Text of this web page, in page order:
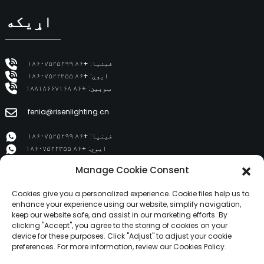
اړیکه
فینیا: +۸۶ ۱۸۶۰۷۵۲۵۲۹۹
ایوي: +۸۶ ۱۸۶۰۷۵۲۲۳۵۵
ټوبین: +۸۶ ۱۸۸۱۸۶۶۷۱۶۸
fenia@risenlighting.cn
فینیا: +۸۶ ۱۸۶۰۷۵۲۵۲۹۹
ایوي: +۸۶ ۱۸۶۰۷۵۲۲۳۵۵
محصولات
Manage Cookie Consent
Cookies give you a personalized experience. Cookie files help us to
enhance your experience using our website, simplify navigation,
keep our website safe, and assist in our marketing efforts. By
clicking "Accept", you agree to the storing of cookies on your
device for these purposes. Click "Adjust" to adjust your cookie
preferences. For more information, review our Cookies Policy.